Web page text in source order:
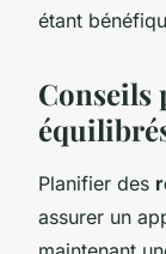
étant
Conseils
Planifier des
assurer un